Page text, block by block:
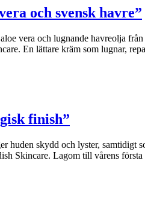
och svensk havre”
vera och lugnande havreolja
En lättare kräm som lugnar,
finish”
huden skydd och lyster,
Skincare. Lagom till vårens